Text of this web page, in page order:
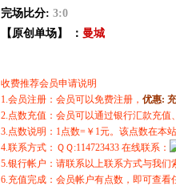
完场比分: 3:0
【原创单场】 ： 曼城
收费推荐会员申请说明
1.会员注册：会员可以免费注册， 优惠:
2.点数充值：会员可以通过银行汇款充值
3.点数说明：1点数=￥1元。该点数在本
4.联系方式：ＱＱ:114723433 在线联系：
5.银行帐户：请联系以上联系方式与我们
6.充值完成：会员帐户有点数，即可查看